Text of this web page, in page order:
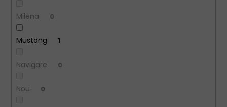
Milena 0
Mustang 1
Navigare 0
Nou 0